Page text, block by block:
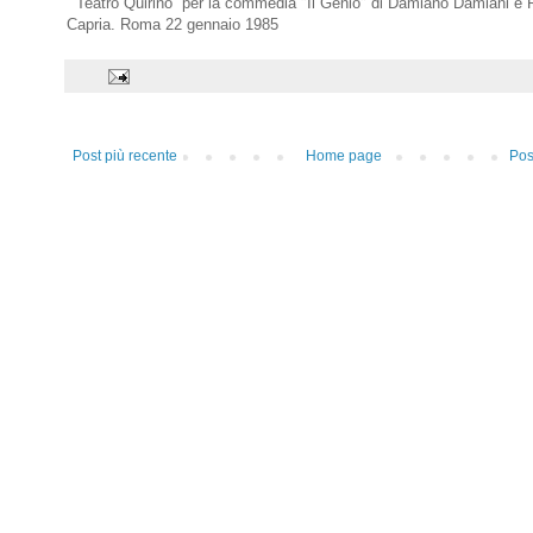
Capria. Roma 22 gennaio 1985
Post più recente Home page